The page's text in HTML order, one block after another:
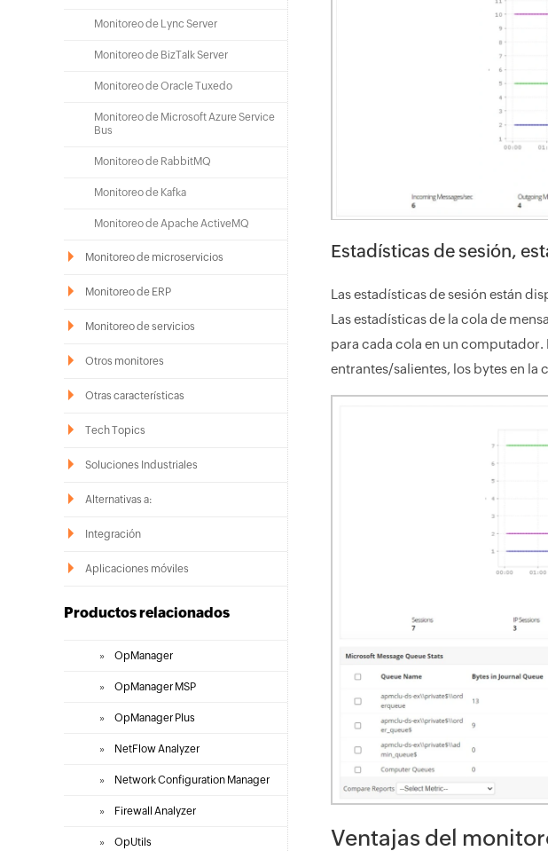
Monitoreo de Lync Server
Monitoreo de BizTalk Server
Monitoreo de Oracle Tuxedo
Monitoreo de Microsoft Azure Service
Bus
Monitoreo de RabbitMQ
Monitoreo de Kafka
Monitoreo de Apache ActiveMQ
Monitoreo de microservicios
Monitoreo de ERP
Monitoreo de servicios
Otros monitores
Otras características
Tech Topics
Soluciones Industriales
Alternativas a:
Integración
Aplicaciones móviles
Productos relacionados
» OpManager
» OpManager MSP
» OpManager Plus
» NetFlow Analyzer
» Network Configuration Manager
» Firewall Analyzer
» OpUtils
Estadísticas de sesión,
Las estadísticas de sesión están
Las estadísticas de la cola de
para cada cola en un computador.
entrantes/salientes, los bytes en la
Ventajas del